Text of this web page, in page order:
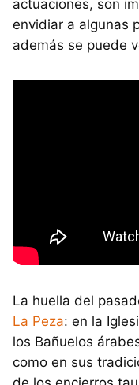
actuaciones, son
envidiar a algunas
además se puede
La huella del
La Peza: en la
los Bañuelos
como en sus